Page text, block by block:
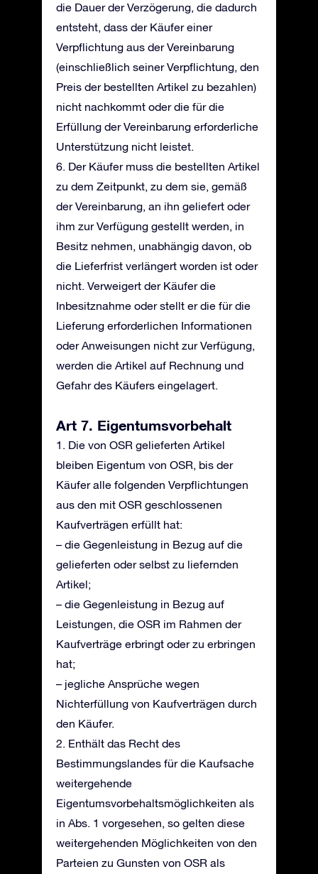
die Dauer der Verzögerung, die dadurch
entsteht, dass der Käufer einer
Verpflichtung aus der Vereinbarung
(einschließlich seiner Verpflichtung, den
Preis der bestellten Artikel zu bezahlen)
nicht nachkommt oder die für die
Erfüllung der Vereinbarung erforderliche
Unterstützung nicht leistet.
6. Der Käufer muss die bestellten Artikel
zu dem Zeitpunkt, zu dem sie, gemäß
der Vereinbarung, an ihn geliefert oder
ihm zur Verfügung gestellt werden, in
Besitz nehmen, unabhängig davon, ob
die Lieferfrist verlängert worden ist oder
nicht. Verweigert der Käufer die
Inbesitznahme oder stellt er die für die
Lieferung erforderlichen Informationen
oder Anweisungen nicht zur Verfügung,
werden die Artikel auf Rechnung und
Gefahr des Käufers eingelagert.
Art 7. Eigentumsvorbehalt
1. Die von OSR gelieferten Artikel
bleiben Eigentum von OSR, bis der
Käufer alle folgenden Verpflichtungen
aus den mit OSR geschlossenen
Kaufverträgen erfüllt hat:
– die Gegenleistung in Bezug auf die
gelieferten oder selbst zu liefernden
Artikel;
– die Gegenleistung in Bezug auf
Leistungen, die OSR im Rahmen der
Kaufverträge erbringt oder zu erbringen
hat;
– jegliche Ansprüche wegen
Nichterfüllung von Kaufverträgen durch
den Käufer.
2. Enthält das Recht des
Bestimmungslandes für die Kaufsache
weitergehende
Eigentumsvorbehaltsmöglichkeiten als
in Abs. 1 vorgesehen, so gelten diese
weitergehenden Möglichkeiten von den
Parteien zu Gunsten von OSR als